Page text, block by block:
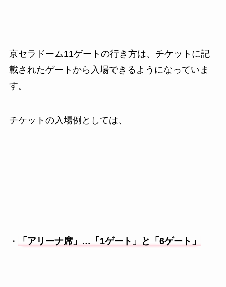
京セラドーム11ゲートの行き方は、チケットに記
載されたゲートから入場できるようになっていま
す。
チケットの入場例としては、
・ 「アリーナ席」…「1ゲート」と「6ゲート」